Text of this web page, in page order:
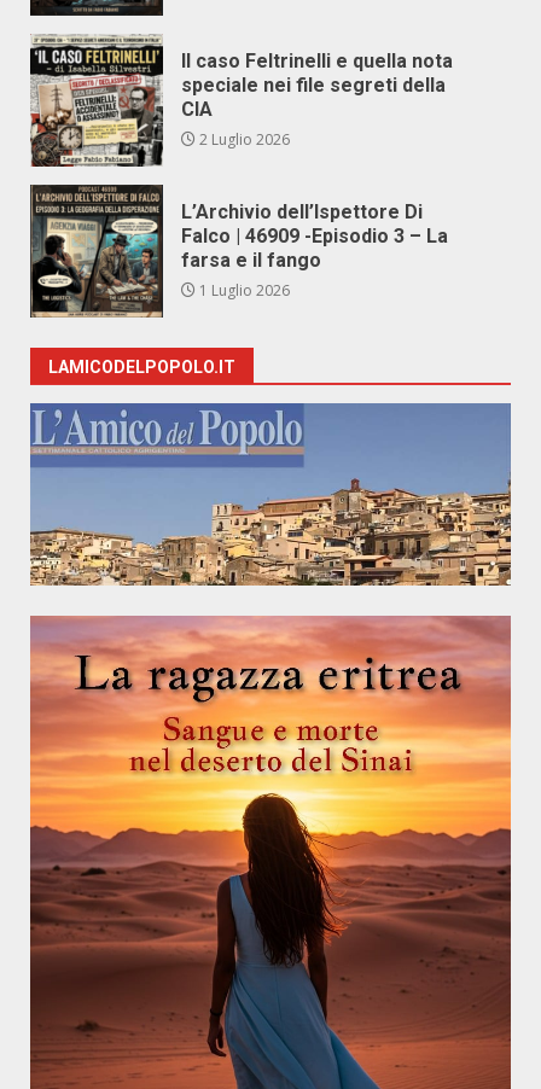
Il caso Feltrinelli e quella nota
speciale nei file segreti della
CIA
2 Luglio 2026
L’Archivio dell’Ispettore Di
Falco | 46909 -Episodio 3 – La
farsa e il fango
1 Luglio 2026
LAMICODELPOPOLO.IT